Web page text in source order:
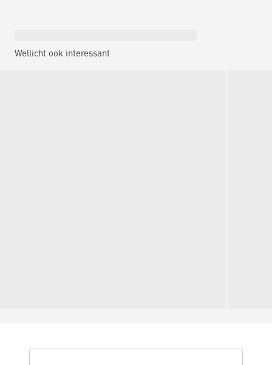
Wellicht ook interessant